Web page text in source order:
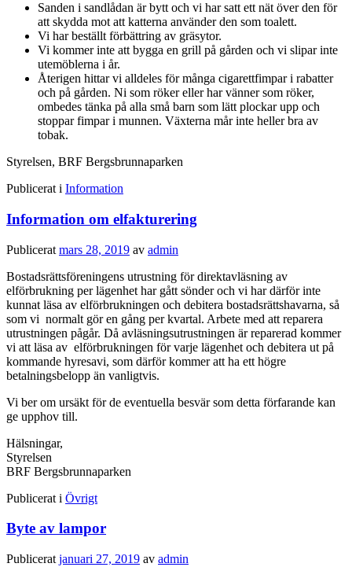
Sanden i sandlådan är bytt och vi har satt ett nät över den för
att skydda mot att katterna använder den som toalett.
Vi har beställt förbättring av gräsytor.
Vi kommer inte att bygga en grill på gården och vi slipar inte
utemöblerna i år.
Återigen hittar vi alldeles för många cigarettfimpar i rabatter
och på gården. Ni som röker eller har vänner som röker,
ombedes tänka på alla små barn som lätt plockar upp och
stoppar fimpar i munnen. Växterna mår inte heller bra av
tobak.
Styrelsen, BRF Bergsbrunnaparken
Publicerat i Information
Information om elfakturering
Publicerat mars 28, 2019 av admin
Bostadsrättsföreningens utrustning för direktavläsning av
elförbrukning per lägenhet har gått sönder och vi har därför inte
kunnat läsa av elförbrukningen och debitera bostadsrättshavarna, så
som vi normalt gör en gång per kvartal. Arbete med att reparera
utrustningen pågår. Då avläsningsutrustningen är reparerad kommer
vi att läsa av elförbrukningen för varje lägenhet och debitera ut på
kommande hyresavi, som därför kommer att ha ett högre
betalningsbelopp än vanligtvis.
Vi ber om ursäkt för de eventuella besvär som detta förfarande kan
ge upphov till.
Hälsningar,
Styrelsen
BRF Bergsbrunnaparken
Publicerat i Övrigt
Byte av lampor
Publicerat januari 27, 2019 av admin